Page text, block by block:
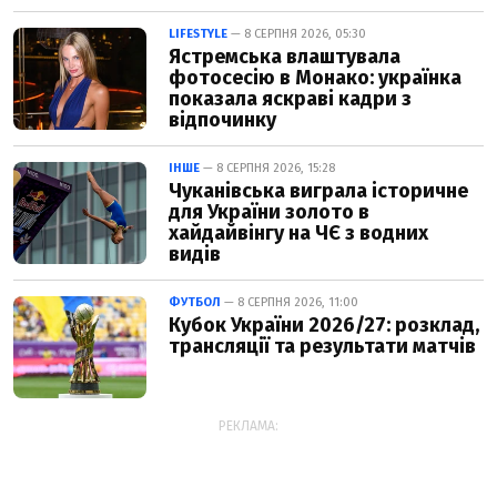
LIFESTYLE — 8 СЕРПНЯ 2026, 05:30
Ястремська влаштувала
фотосесію в Монако: українка
показала яскраві кадри з
відпочинку
ІНШЕ — 8 СЕРПНЯ 2026, 15:28
Чуканівська виграла історичне
для України золото в
хайдайвінгу на ЧЄ з водних
видів
ФУТБОЛ — 8 СЕРПНЯ 2026, 11:00
Кубок України 2026/27: розклад,
трансляції та результати матчів
РЕКЛАМА: